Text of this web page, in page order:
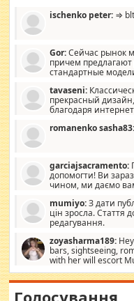
ischenko peter: ⇒
Gor:Сейчас рынок
причем
стандартные
стандартные формы, в
со вкусом все в порядке,
мебель, а это не
tavaseni:
прекрасный
благодаря
romanenko sasha83:
garciajsacramento:
допомогти! Ви
чином, ми даємо
допомагати людям, які
заслуговує на другий
повинні приймати від
витрат, а тільки
коментуйте цей пост.
зв'яжемося з вами з
сьогодні на
гроші? Ми можемо
mumiyo:З дати
цін зросла. Стаття
редагування.
zoyasharma189:
bars, sightseeing,
with her will escort
sexy escort companion in
hotel had to spend the
Голосування